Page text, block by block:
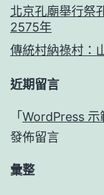
北京孔廟舉行祭
2575年
傳統村納祿村：
近期留言
「 WordPress 示
發佈留言
彙整